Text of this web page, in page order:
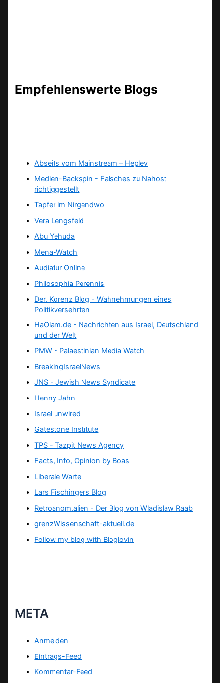
Empfehlenswerte Blogs
Abseits vom Mainstream – Heplev
Medien-Backspin - Falsches zu Nahost
richtiggestellt
Tapfer im Nirgendwo
Vera Lengsfeld
Abu Yehuda
Mena-Watch
Audiatur Online
Philosophia Perennis
Der. Korenz Blog - Wahnehmungen eines
Politikversehrten
HaOlam.de - Nachrichten aus Israel, Deutschland
und der Welt
PMW - Palaestinian Media Watch
BreakingIsraelNews
JNS - Jewish News Syndicate
Henny Jahn
Israel unwired
Gatestone Institute
TPS -Tazpit News Agency
Facts, Info, Opinion by Boas
Liberale Warte
Lars Fischingers Blog
Retroanom.alien - Der Blog von Wladislaw Raab
grenzWissenschaft-aktuell.de
Follow my blog with Bloglovin
META
Anmelden
Eintrags-Feed
Kommentar-Feed